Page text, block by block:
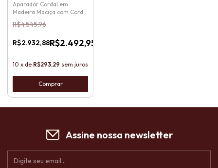
Aparador Cordal em
Madeira Maciça com Corda
Náutica
R$4.545,96
R$2.932,88R$2.492,95
10 x de R$293,29 sem juros
Comprar
Assine nossa newsletter